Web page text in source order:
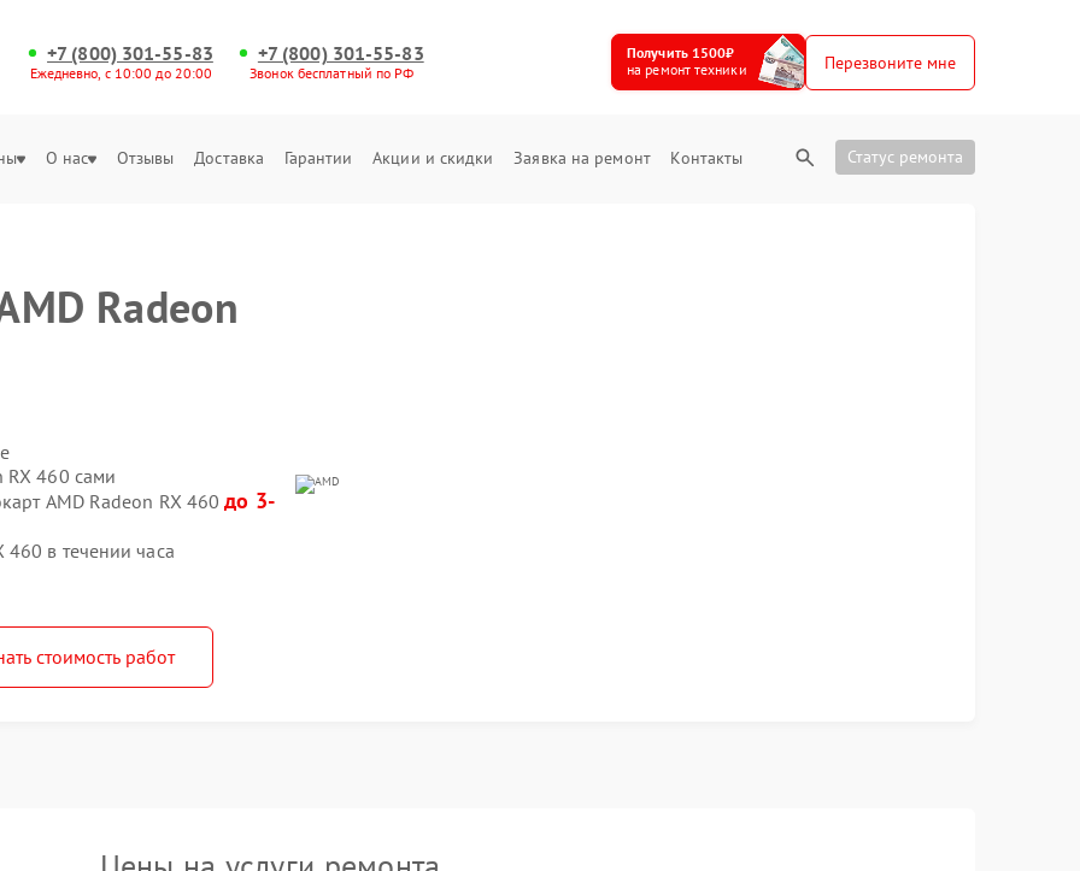
+7 (800) 301-55-83
Ежедневно, с 10:00 до 20:00
+7 (800) 301-55-83
Звонок бесплатный по РФ
Получить 1500₽
на ремонт техники
Перезвоните мне
О нас Отзывы Доставка Гарантии Акции и скидки Заявка на ремонт Контакты Статус ремонта
Radeon
RX 460 сами
AMD Radeon RX 460до 3-
в течении часа
стоимость работ